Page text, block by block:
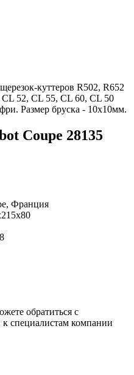
куттеров R502, R652
52, CL 55, CL 60, CL 50
Размер бруска - 10х10мм.
Coupe 28135
Франция
обратиться с
специалистам компании